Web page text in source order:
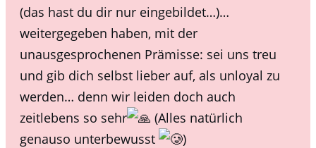
(das hast du dir nur eingebildet…)…
weitergegeben haben, mit der
unausgesprochenen Prämisse: sei uns treu
und gib dich selbst lieber auf, als unloyal zu
werden… denn wir leiden doch auch
zeitlebens so sehr
(Alles natürlich
genauso unterbewusst
)